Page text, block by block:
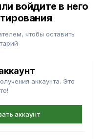
войдите в него
чтобы оставить
аккаунта. Это
аккаунт